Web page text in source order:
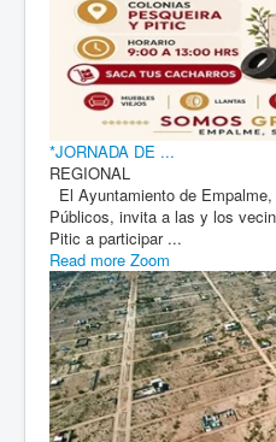
*JORNADA DE ...
REGIONAL
El Ayuntamiento de
Públicos, invita a las y los
Pitic a participar ...
Read more Zoom